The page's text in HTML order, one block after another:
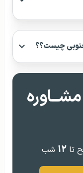
جنوبی چیست؟؟
مشــاوره
تا۱۲ شب